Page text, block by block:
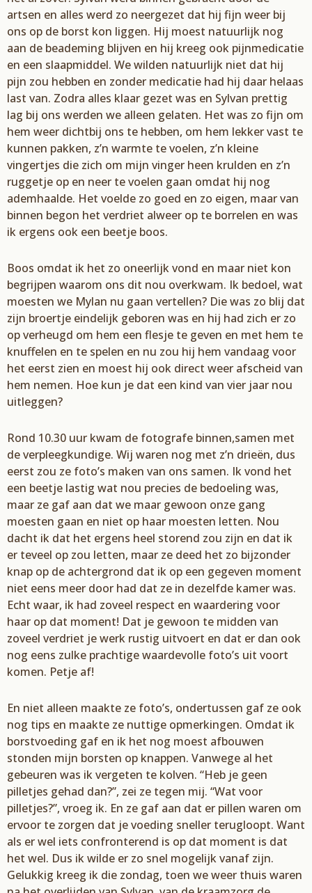
artsen en alles werd zo neergezet dat hij fijn weer bij
ons op de borst kon liggen. Hij moest natuurlijk nog
aan de beademing blijven en hij kreeg ook pijnmedicatie
en een slaapmiddel. We wilden natuurlijk niet dat hij
pijn zou hebben en zonder medicatie had hij daar helaas
last van. Zodra alles klaar gezet was en Sylvan prettig
lag bij ons werden we alleen gelaten. Het was zo fijn om
hem weer dichtbij ons te hebben, om hem lekker vast te
kunnen pakken, z’n warmte te voelen, z’n kleine
vingertjes die zich om mijn vinger heen krulden en z’n
ruggetje op en neer tevoelen gaan omdat hij nog
ademhaalde. Het voelde zo goed en zo eigen, maar van
binnen begon het verdriet alweer op te borrelen en was
ik ergens ook een beetje boos.
Boos omdat ik het zo oneerlijk vond en maar niet kon
begrijpen waarom ons dit nou overkwam. Ik bedoel, wat
moesten we Mylan nu gaan vertellen? Die was zo blij dat
zijn broertje eindelijk geboren was en hij had zich er zo
op verheugd om hem een flesje te geven en met hem te
knuffelen en te spelen en nu zou hij hem vandaag voor
het eerst zien en moest hij ook direct weer afscheid van
hem nemen. Hoe kun je dat een kind van vier jaar nou
uitleggen?
Rond 10.30 uur kwam de fotografe binnen,samen met
de verpleegkundige. Wij waren nog met z’n drieën, dus
eerst zou ze foto’s maken van ons samen. Ik vond het
een beetje lastig wat nou precies de bedoeling was,
maar ze gaf aan dat we maar gewoon onze gang
moesten gaan en niet op haar moesten letten. Nou
dacht ik dat het ergens heel storend zou zijn en dat ik
er teveel op zou letten, maar ze deed het zo bijzonder
knap op de achtergrond dat ik op een gegeven moment
niet eens meer door had dat ze in dezelfde kamer was.
Echt waar, ik had zoveel respect en waardering voor
haar op dat moment! Dat je gewoon te midden van
zoveel verdriet je werk rustig uitvoert en dat er dan ook
nog eens zulke prachtige waardevolle foto’s uit voort
komen. Petje af!
En niet alleen maakte ze foto’s, ondertussen gaf ze ook
nog tips en maakte ze nuttige opmerkingen. Omdat ik
borstvoeding gaf en ik het nog moest afbouwen
stonden mijn borsten op knappen. Vanwege al het
gebeuren was ik vergeten te kolven. “Heb je geen
pilletjes gehad dan?”, zei ze tegen mij. “Wat voor
pilletjes?”, vroeg ik. En ze gaf aan dat er pillen waren om
ervoor te zorgen dat je voeding sneller terugloopt. Want
als er wel iets confronterend is op dat moment is dat
het wel. Dus ik wilde er zo snel mogelijk vanaf zijn.
Gelukkig kreeg ik die zondag, toen we weer thuis waren